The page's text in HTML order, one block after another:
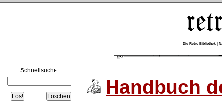
Die Retro-Bibliothek |
Schnellsuche:
Handbuch